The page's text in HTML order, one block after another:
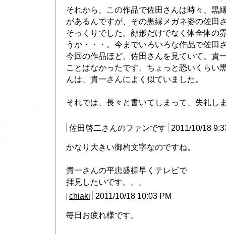
それから、この作品で佐田さんは時々、黒
があるんですが、その黒縁メガネ姿の佐田
そっくりでした。顔形だけでなく体全体の
うか・・・。今までいろいろな作品で佐田
今回の作品ほど、佐田さんを見ていて、貴
ことはなかったです。ちょっと恐いくらい
んは、貴一さんによく似ていました。
それでは、長々と書いてしまって、失礼し
佐田啓二さんのファンです 2011/10/18
かなり大きい御杓文字なのですね。
貴一さんの平忠盛様早くテレビで
拝見したいです。。。
chiaki
2011/10/18 10:03 PM
毎日お疲れ様です。